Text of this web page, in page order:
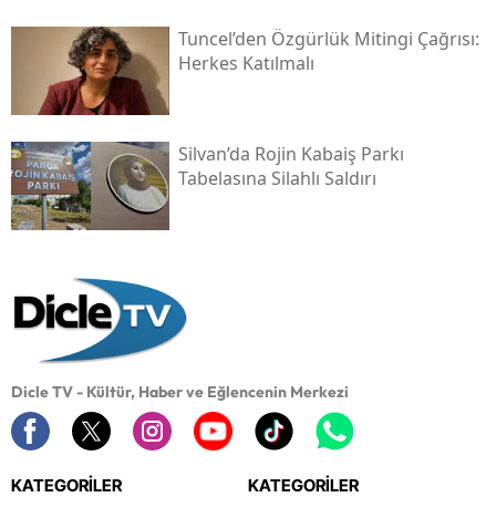
Tuncel’den Özgürlük Mitingi Çağrısı:
Herkes Katılmalı
Silvan’da Rojin Kabaiş Parkı
Tabelasına Silahlı Saldırı
Dicle TV - Kültür, Haber ve Eğlencenin Merkezi
KATEGORİLER KATEGORİLER